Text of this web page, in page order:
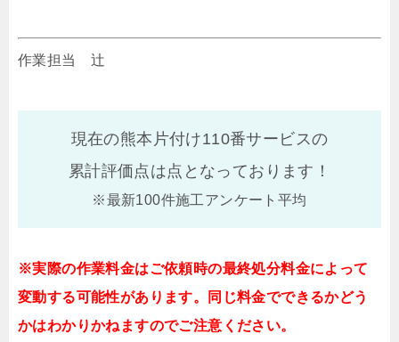
作業担当 辻
現在の熊本片付け110番サービスの
累計評価点は点となっております！
※最新100件施工アンケート平均
※実際の作業料金はご依頼時の最終処分料金によって
変動する可能性があります。同じ料金でできるかどう
かはわかりかねますのでご注意ください。